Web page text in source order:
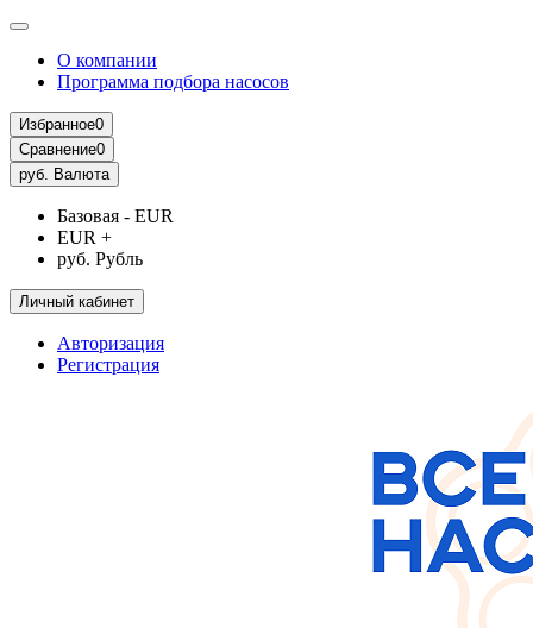
О компании
Программа подбора насосов
Избранное0
Сравнение0
руб. Валюта
Базовая - EUR
EUR +
руб. Рубль
Личный кабинет
Авторизация
Регистрация